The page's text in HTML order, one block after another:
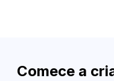
Comece a